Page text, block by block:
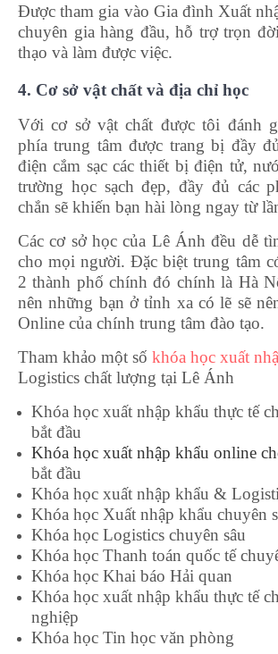
Được tham gia vào Gia đình Xuất
chuyên gia hàng đầu, hỗ trợ trọn
thạo và làm được việc.
4. Cơ sở vật chất và địa chỉ học
Với cơ sở vật chất được tôi đánh
phía trung tâm được trang bị đầy
điện cắm sạc các thiết bị điện tử,
trường học sạch đẹp, đầy đủ các
chắn sẽ khiến bạn hài lòng ngay từ
Các cơ sở học của Lê Ánh đều dễ
cho mọi người. Đặc biệt trung tâm
2 thành phố chính đó chính là Hà
nên những bạn ở tỉnh xa có lẽ sẽ
Online của chính trung tâm đào tạo.
Tham khảo một số khóa học xuất
Logistics chất lượng tại Lê Ánh
Khóa học xuất nhập khẩu thực tế
bắt đầu
Khóa học xuất nhập khẩu online
bắt đầu
Khóa học xuất nhập khẩu &
Khóa học Xuất nhập khẩu chuyên
Khóa học Logistics chuyên sâu
Khóa học Thanh toán quốc tế
Khóa học Khai báo Hải quan
Khóa học xuất nhập khẩu thực tế
nghiệp
Khóa học Tin học văn phòng